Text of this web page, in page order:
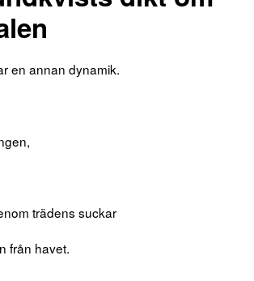
en annan dynamik.
trädens suckar
från havet.